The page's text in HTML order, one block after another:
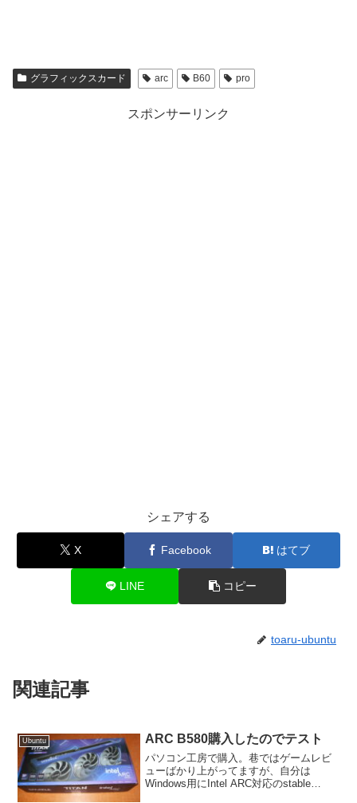
グラフィックスカード arc B60 pro
スポンサーリンク
シェアする
X Facebook はてブ
LINE コピー
toaru-ubuntu
関連記事
Ubuntu ARC B580購入したのでテスト
パソコン工房で購入。巷ではゲームレビ
ューばかり上がってますが、自分は
Windows用にIntel ARC対応のstable